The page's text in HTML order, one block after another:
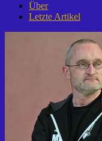
Über
Letzte Artikel